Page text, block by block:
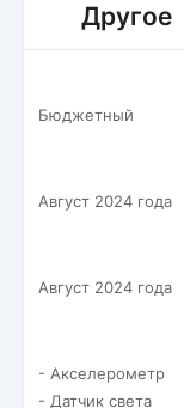
Другое
Бюджетный
Август 2024 года
Август 2024 года
- Акселерометр
- Датчик света